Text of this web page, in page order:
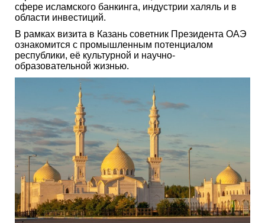
сфере исламского банкинга, индустрии халяль и в
области инвестиций.
В рамках визита в Казань советник Президента ОАЭ
ознакомится с промышленным потенциалом
республики, её культурной и научно-
образовательной жизнью.